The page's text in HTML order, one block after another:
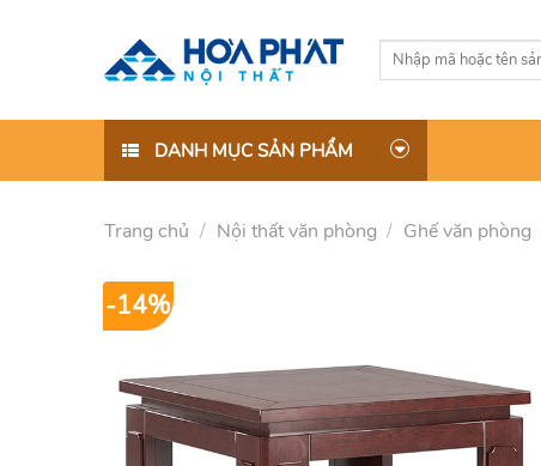
Tìm
DANH MỤC SẢN PHẨM
Trang chủ / Nội thất văn phòng / Ghế văn phòng
-14%